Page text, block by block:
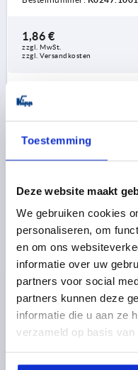
Toestemming
Deze website maakt
We gebruiken cookies
personaliseren, om
en om ons
informatie over uw
partners voor social
partners kunnen deze
informatie die u aan ze
verzameld op basis
1,86 €
zzgl. MwSt.
zzgl. Versandkosten
K0247
RÄNDELKNOPF GR.1
BIOPOLYMER
KOMP:EDELSTAHL
FARBE
Bestellnummer:
1,86 €